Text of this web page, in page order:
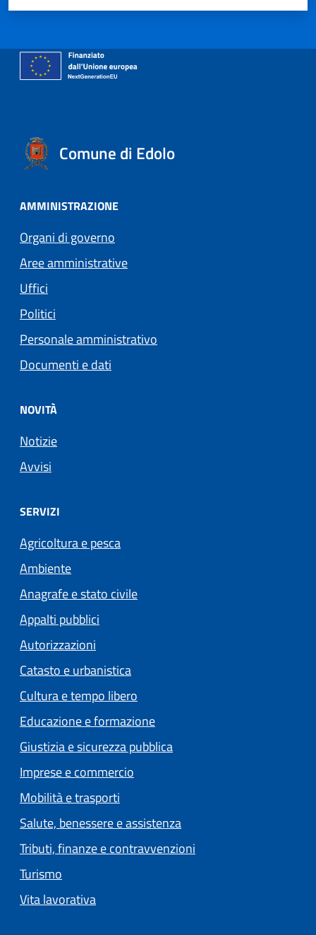
Comune di Edolo
AMMINISTRAZIONE
Organi di governo
Aree amministrative
Uffici
Politici
Personale amministrativo
Documenti e dati
NOVITÀ
Notizie
Avvisi
SERVIZI
Agricoltura e pesca
Ambiente
Anagrafe e stato civile
Appalti pubblici
Autorizzazioni
Catasto e urbanistica
Cultura e tempo libero
Educazione e formazione
Giustizia e sicurezza pubblica
Imprese e commercio
Mobilità e trasporti
Salute, benessere e assistenza
Tributi, finanze e contravvenzioni
Turismo
Vita lavorativa